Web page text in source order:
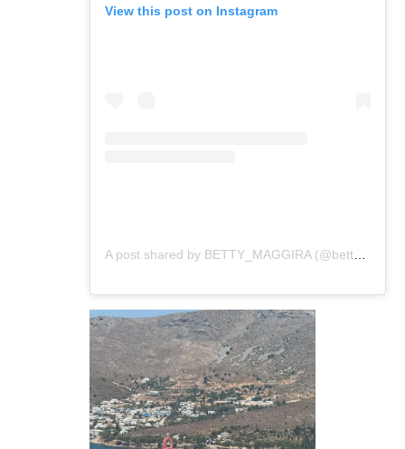
View this post on Instagram
A post shared by BETTY_ΜΑGGIRA (@betty_maggira)